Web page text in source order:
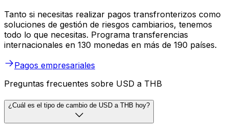
Tanto si necesitas realizar pagos transfronterizos como
soluciones de gestión de riesgos cambiarios, tenemos
todo lo que necesitas. Programa transferencias
internacionales en 130 monedas en más de 190 países.
Pagos empresariales
Preguntas frecuentes sobre USD a THB
¿Cuál es el tipo de cambio de USD a THB hoy?